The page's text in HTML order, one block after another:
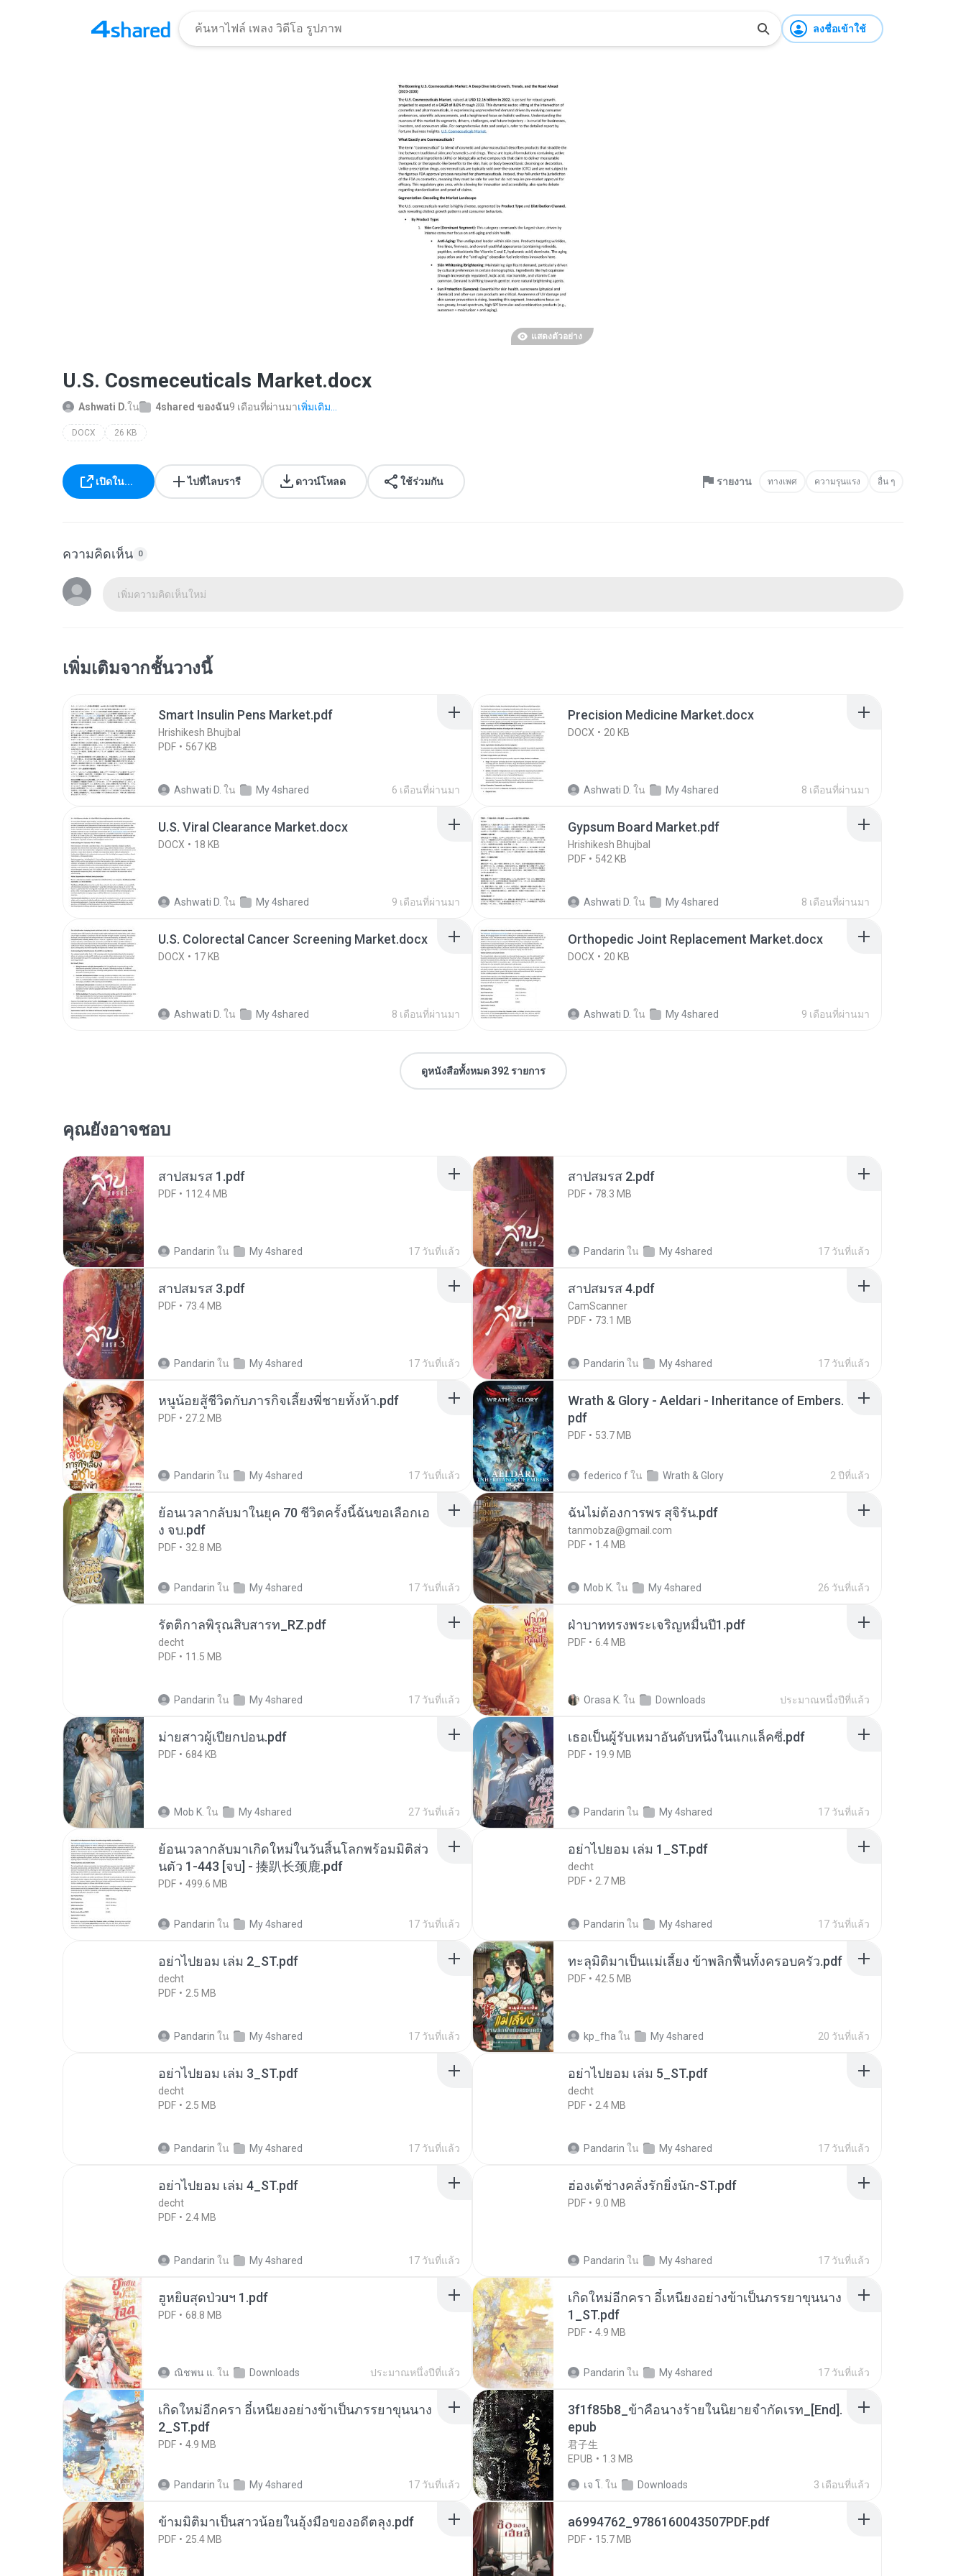
ลงชื่อเข้าใช้
แสดงตัวอย่าง
U.S. Cosmeceuticals Market.docx
Ashwati D.ใน 4shared ของฉัน9 เดือนที่ผ่านมาเพิ่มเติม...
DOCX 26 KB
เปิดใน... ไปที่ไลบรารี ดาวน์โหลด ใช้ร่วมกัน รายงาน ทางเพศ ความรุนแรง อื่น ๆ
ความคิดเห็น 0
เพิ่มความคิดเห็นใหม่
เพิ่มเติมจากชั้นวางนี้
Smart Insulin Pens Market.pdf
Hrishikesh Bhujbal
PDF
567 KB
Ashwati D. ใน My 4shared 6 เดือนที่ผ่านมา
Precision Medicine Market.docx
DOCX 20 KB
Ashwati D. ใน My 4shared 8 เดือนที่ผ่านมา
U.S. Viral Clearance Market.docx
DOCX 18 KB
Ashwati D. ใน My 4shared 9 เดือนที่ผ่านมา
Gypsum Board Market.pdf
Hrishikesh Bhujbal
PDF
542 KB
Ashwati D. ใน My 4shared 8 เดือนที่ผ่านมา
U.S. Colorectal Cancer Screening Market.docx
DOCX 17 KB
Ashwati D. ใน My 4shared 8 เดือนที่ผ่านมา
Orthopedic Joint Replacement Market.docx
DOCX 20 KB
Ashwati D. ใน My 4shared 9 เดือนที่ผ่านมา
ดูหนังสือทั้งหมด 392 รายการ
คุณยังอาจชอบ
สาปสมรส 1.pdf
PDF 112.4 MB
Pandarin ใน My 4shared 17 วันที่แล้ว
สาปสมรส 2.pdf
PDF 78.3 MB
Pandarin ใน My 4shared 17 วันที่แล้ว
สาปสมรส 3.pdf
PDF 73.4 MB
Pandarin ใน My 4shared 17 วันที่แล้ว
สาปสมรส 4.pdf
CamScanner
PDF
73.1 MB
Pandarin ใน My 4shared 17 วันที่แล้ว
หนูน้อยสู้ชีวิตกับภารกิจเลี้ยงพี่ชายทั้งห้า.pdf
PDF 27.2 MB
Pandarin ใน My 4shared 17 วันที่แล้ว
Wrath & Glory - Aeldari - Inheritance of Embers.
pdf
PDF 53.7 MB
federico fใน Wrath & Glory 2 ปีที่แล้ว
ย้อนเวลากลับมาในยุค 70 ชีวิตครั้งนี้ฉันขอเลือกเอ
ง จบ.pdf
PDF 32.8 MB
Pandarin ใน My 4shared 17 วันที่แล้ว
ฉันไม่ต้องการพร สุจิรัน.pdf
tanmobza@gmail.com
PDF
1.4 MB
Mob K. ใน My 4shared 26 วันที่แล้ว
รัตติกาลพิรุณสิบสารท_RZ.pdf
decht
PDF
11.5 MB
Pandarin ใน My 4shared 17 วันที่แล้ว
ฝ่าบาททรงพระเจริญหมื่นปี1.pdf
PDF 6.4 MB
Orasa K. ใน Downloads ประมาณหนึ่งปีที่แล้ว
ม่ายสาวผู้เปียกปอน.pdf
PDF 684 KB
Mob K. ใน My 4shared 27 วันที่แล้ว
เธอเป็นผู้รับเหมาอันดับหนึ่งในแกแล็คซี่.pdf
PDF 19.9 MB
Pandarin ใน My 4shared 17 วันที่แล้ว
ย้อนเวลากลับมาเกิดใหม่ในวันสิ้นโลกพร้อมมิติส่ว
นตัว 1-443 [จบ] - 揍趴长颈鹿.pdf
PDF 499.6 MB
Pandarin ใน My 4shared 17 วันที่แล้ว
อย่าไปยอม เล่ม 1_ST.pdf
decht
PDF
2.7 MB
Pandarin ใน My 4shared 17 วันที่แล้ว
อย่าไปยอม เล่ม 2_ST.pdf
decht
PDF
2.5 MB
Pandarin ใน My 4shared 17 วันที่แล้ว
ทะลุมิติมาเป็นแม่เลี้ยง ข้าพลิกฟื้นทั้งครอบครัว.pdf
PDF 42.5 MB
kp_fha ใน My 4shared 20 วันที่แล้ว
อย่าไปยอม เล่ม 3_ST.pdf
decht
PDF
2.5 MB
Pandarin ใน My 4shared 17 วันที่แล้ว
อย่าไปยอม เล่ม 5_ST.pdf
decht
PDF
2.4 MB
Pandarin ใน My 4shared 17 วันที่แล้ว
อย่าไปยอม เล่ม 4_ST.pdf
decht
PDF
2.4 MB
Pandarin ใน My 4shared 17 วันที่แล้ว
ฮ่องเต้ช่างคลั่งรักยิ่งนัก-ST.pdf
PDF 9.0 MB
Pandarin ใน My 4shared 17 วันที่แล้ว
ฮูหยิuสุดป่วuฯ 1.pdf
PDF 68.8 MB
ณิชพน แ. ใน Downloads ประมาณหนึ่งปีที่แล้ว
เกิดใหม่อีกครา อี๋เหนียงอย่างข้าเป็นภรรยาขุนนาง
1_ST.pdf
PDF 4.9 MB
Pandarin ใน My 4shared 17 วันที่แล้ว
เกิดใหม่อีกครา อี๋เหนียงอย่างข้าเป็นภรรยาขุนนาง
2_ST.pdf
PDF 4.9 MB
Pandarin ใน My 4shared 17 วันที่แล้ว
3f1f85b8_ข้าคือนางร้ายในนิยายจำกัดเรท_[End].
epub
君子生
EPUB
1.3 MB
เจ โ. ใน Downloads 3 เดือนที่แล้ว
ข้ามมิติมาเป็นสาวน้อยในอุ้งมือของอดีตลุง.pdf
PDF 25.4 MB
a6994762_9786160043507PDF.pdf
PDF 15.7 MB